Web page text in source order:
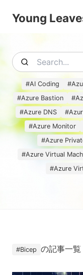
Young
#AI Coding #
#Azure Bastion #
#Azure DNS #
#Azure Monitor
#Azure
#Azure Virtual
#Azure
#Bicep の記事一覧